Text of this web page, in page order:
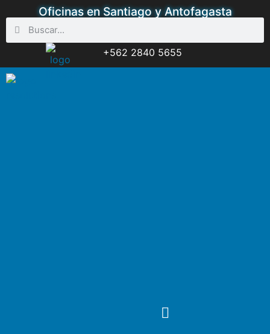
Oficinas en Santiago y Antofagasta
+562 2840 5655